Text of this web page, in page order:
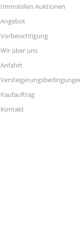
Immobilien Auktionen
Angebot
Vorbesichtigung
Wir über uns
Anfahrt
Kaufauftrag
Kontakt